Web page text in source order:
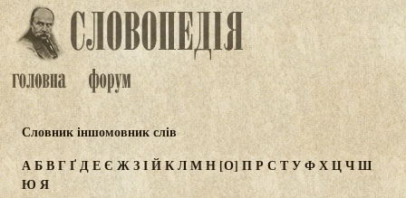
Словник іншомовник слів
АБВГҐДЕЄ ЖЗІЙКЛМН [О] ПР С ТУФХЦЧШ
Ю Я